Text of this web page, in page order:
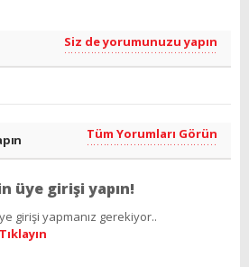
Siz de yorumunuzu yapın
Tüm Yorumları Görün
üye girişi yapın!
girişi yapmanız gerekiyor..
Tıklayın